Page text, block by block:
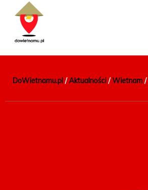
DoWietnamu.pl /Aktualności /Wietnam /